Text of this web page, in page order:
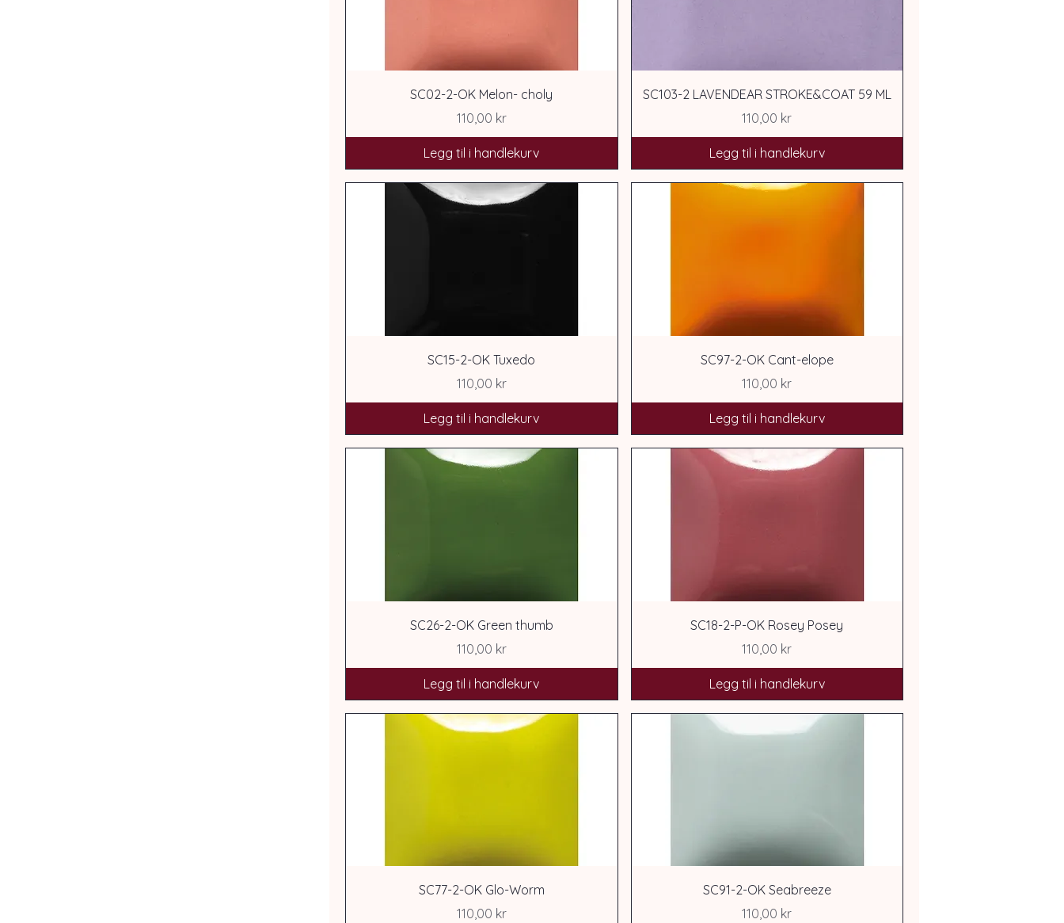
SC02-2-OK Melon- choly
Pris
110,00 kr
Legg til i handlekurv
SC103-2 LAVENDEAR STROKE&COAT 59 ML
Pris
110,00 kr
Legg til i handlekurv
SC15-2-OK Tuxedo
Pris
110,00 kr
Legg til i handlekurv
SC97-2-OK Cant-elope
Pris
110,00 kr
Legg til i handlekurv
SC26-2-OK Green thumb
Pris
110,00 kr
Legg til i handlekurv
SC18-2-P-OK Rosey Posey
Pris
110,00 kr
Legg til i handlekurv
SC77-2-OK Glo-Worm
Pris
110,00 kr
SC91-2-OK Seabreeze
Pris
110,00 kr